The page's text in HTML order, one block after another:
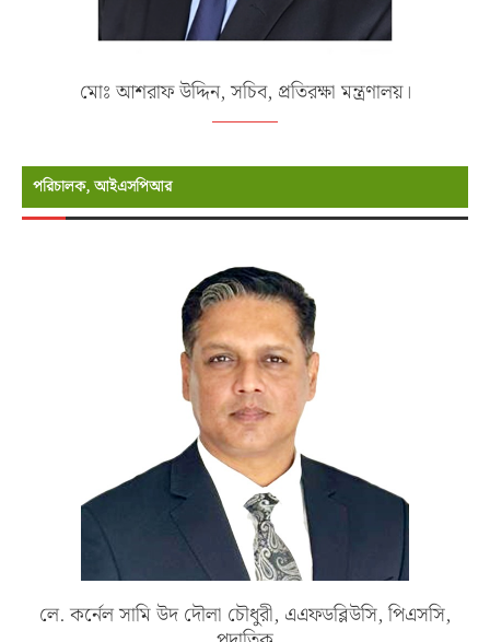
মোঃ আশরাফ উদ্দিন, সচিব, প্রতিরক্ষা মন্ত্রণালয়।
পরিচালক, আইএসপিআর
লে. কর্নেল সামি উদ দৌলা চৌধুরী, এএফডব্লিউসি, পিএসসি,